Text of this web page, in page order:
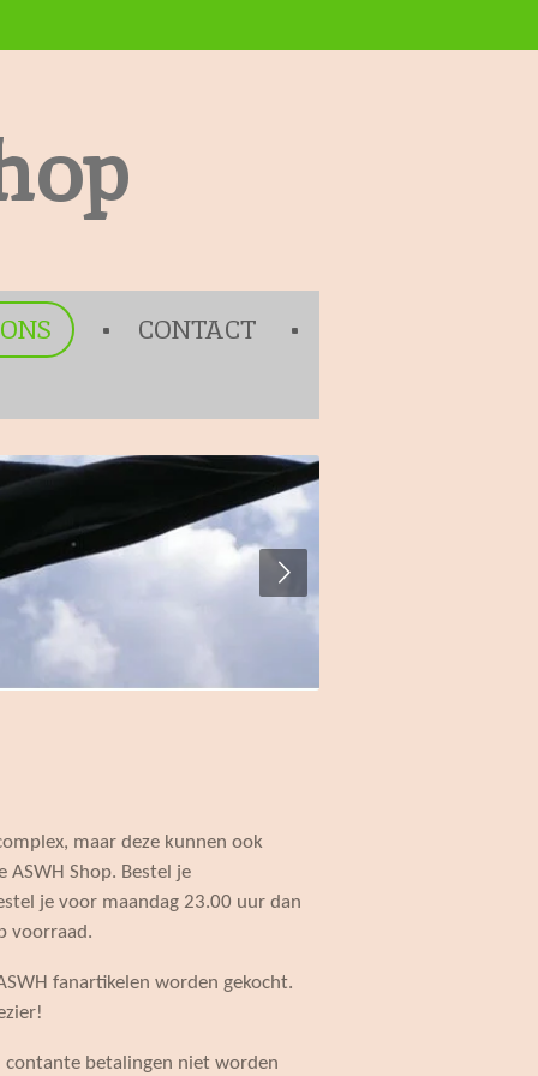
CONTACT
maar deze kunnen ook
Shop. Bestel je
je voor maandag 23.00 uur dan
voorraad.
fanartikelen worden gekocht.
contante betalingen niet worden